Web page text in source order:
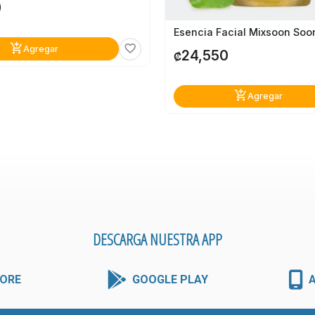
add_shopping_cartAgregar favorite_border
₡24,550
add_shopping_cartAgregar
DESCARGA NUESTRA APP
GOOGLE PLAY